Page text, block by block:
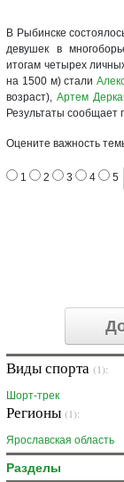
В Рыбинске
девушек в
итогам четырех
на 1500 м) стали
возраст),Артем
Результаты сообщает
Оцените важность
1 2 3 4 5
Виды спорта (1):
Шорт-трек
Регионы (1):
Ярославская область
Разделы